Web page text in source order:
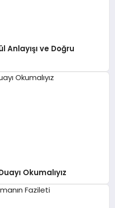
Anlayışı ve Doğru
Okumalıyız